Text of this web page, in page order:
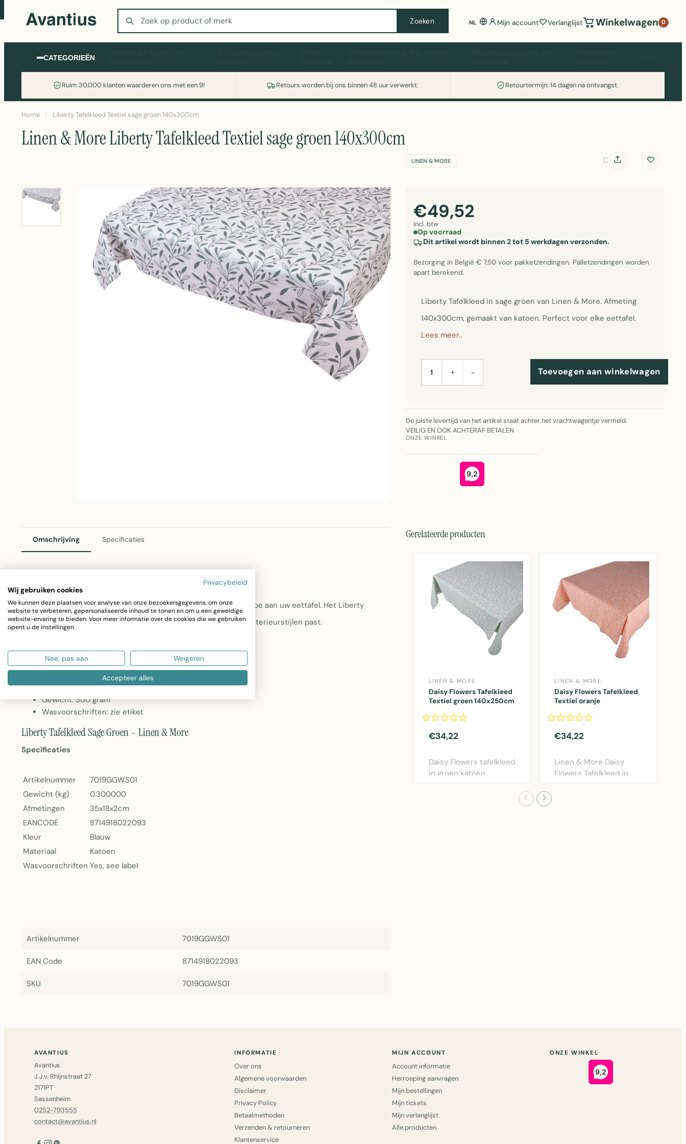
Zoeken
Zoeken NL Mijn account Verlanglijst Winkelwagen 0
CATEGORIEËN
Ruim 30.000 klanten waarderen ons met een 9! Retours worden bij ons binnen 48 uur verwerkt. Retourtermijn: 14 dagen na ontvangst.
Wasmachine of koelkast nodig? Vergelijk alle prijzen op Witgoedaanbod.nl
Home / Liberty Tafelkleed Textiel sage groen 140x300cm
Linen & More Liberty Tafelkleed Textiel sage groen 140x300cm
LINEN & MORE
€49,52
Incl. btw
Op voorraad
Dit artikel wordt binnen 2 tot 5 werkdagen verzonden.
Bezorging in België € 7,50 voor pakketzendingen. Palletzendingen worden
apart berekend.
Liberty Tafelkleed in sage groen van Linen & More. Afmeting
140x300cm, gemaakt van katoen. Perfect voor elke eettafel.
Lees meer..
AANTAL+ − Toevoegen aan winkelwagen
De juiste levertijd van het artikel staat achter het vrachtwagentje vermeld.
VEILIG EN OOK ACHTERAF BETALEN
ONZE WINKEL
Omschrijving Specificaties
Liberty Tafelkleed Sage Groen 140x300cm
Dit prachtige tafelkleed van Linen & More voegt warmte en stijl toe aan uw eettafel. Het Liberty
tafelkleed in sage groen is een veelzijdige keuze die bij diverse interieurstijlen past.
Afmetingen: 140x300cm
Materiaal: 100% katoen
Kleur: Sage groen
Artikelnummer: 7019GGWS01
Gewicht: 300 gram
Wasvoorschriften: zie etiket
Liberty Tafelkleed Sage Groen – Linen & More
Specificaties
Artikelnummer
7019GGWS01
Gewicht (kg)
0.300000
Afmetingen
35x18x2cm
EANCODE
8714918022093
Kleur
Blauw
Materiaal
Katoen
Wasvoorschriften Yes, see label
Artikelnummer 7019GGWS01
EAN Code 8714918022093
SKU 7019GGWS01
Gerelateerde producten
LINEN & MORE
Daisy Flowers Tafelkleed
Textiel groen 140x250cm
€34,22
Daisy Flowers tafelkleed
in groen katoen,
LINEN & MORE
Daisy Flowers Tafelkleed
Textiel oranje
€34,22
Linen & More Daisy
Flowers Tafelkleed in
AVANTIUS
Avantius
J.J.v. Rhijnstraat 27
2171PT
Sassenheim
0252-793555
contact@avantius.nl
INFORMATIE
Over ons
Algemene voorwaarden
Disclaimer
Privacy Policy
Betaalmethoden
Verzenden & retourneren
Klantenservice
MIJN ACCOUNT
Account informatie
Herroeping aanvragen
Mijn bestellingen
Mijn tickets
Mijn verlanglijst
Alle producten
ONZE WINKEL
Privacybeleid
Wij gebruiken cookies
We kunnen deze plaatsen voor analyse van onze bezoekersgegevens, om onze
website te verbeteren, gepersonaliseerde inhoud te tonen en om u een geweldige
website-ervaring te bieden. Voor meer informatie over de cookies die we gebruiken
opent u de instellingen.
Nee, pas aan Weigeren
Accepteer alles